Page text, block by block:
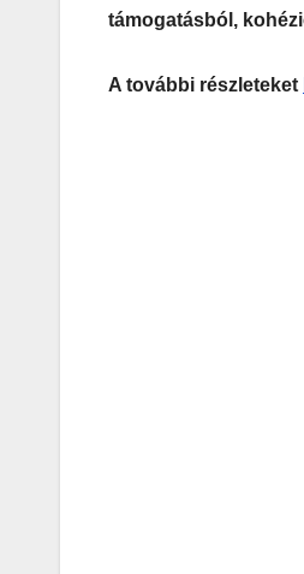
támogatásból,
A további részleteket